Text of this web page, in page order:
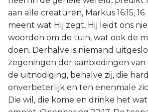
aan alle creaturen, Markus 16:15,
meent wat Hij zegt, Hij leidt ons
woorden om de tuin, wat ook de
doen. Derhalve is niemand
zegeningen der aanbiedingen van
de uitnodiging, behalve zij, die
onverbeterlijk en ten enenmale
Die wil, die kome en drinke het